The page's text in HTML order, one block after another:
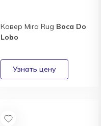
Ковер Mira Rug Boca Do
Lobo